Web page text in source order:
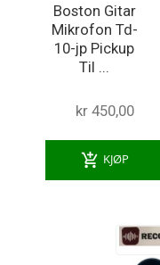
Boston Gitar
Mikrofon Td-
10-jp Pickup
Til ...
kr 450,00
add_shopping_cart KJØP